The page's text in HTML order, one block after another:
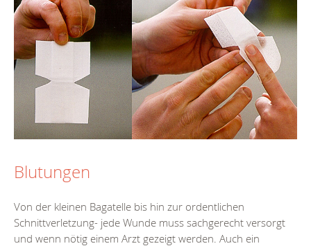
Blutungen
Von der kleinen Bagatelle bis hin zur ordentlichen
Schnittverletzung- jede Wunde muss sachgerecht versorgt
und wenn nötig einem Arzt gezeigt werden. Auch ein